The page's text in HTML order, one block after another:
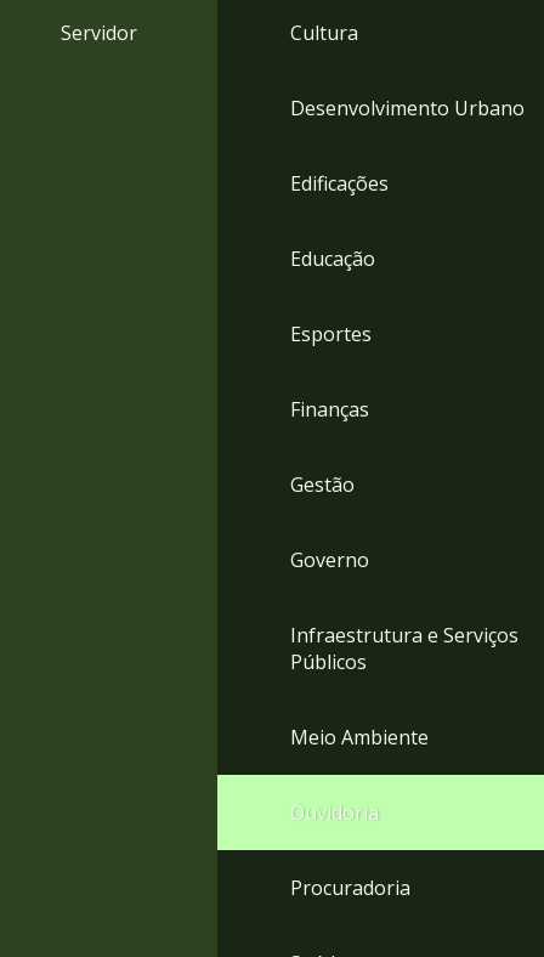
Servidor Cultura
Desenvolvimento Urbano
Edificações
Educação
Esportes
Finanças
Gestão
Governo
Infraestrutura e Serviços
Públicos
Meio Ambiente
Ouvidoria
Procuradoria